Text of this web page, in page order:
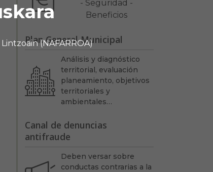
(NAFARROA)
- Seguridad -
Beneficios
Plan General Municipal
Análisis y diagnóstico
territorial, evaluación
planeamiento, objetivos
territoriales y
ambientales…
Canal de denuncias
antifraude
Deben versar sobre
conductas contrarias a la